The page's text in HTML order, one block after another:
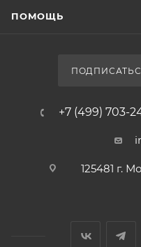
ПОМОЩЬ
+7 (499) 703-
125481 г.